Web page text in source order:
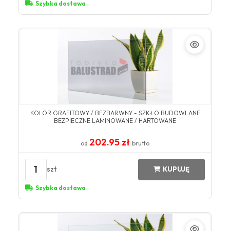
Szybka dostawa
KOLOR GRAFITOWY / BEZBARWNY - SZKŁO BUDOWLANE
BEZPIECZNE LAMINOWANE / HARTOWANE
od 202.95 zł brutto
1 szt KUPUJĘ
Szybka dostawa